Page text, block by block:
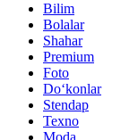
Bilim
Bolalar
Shahar
Premium
Foto
Do‘konlar
Stendap
Texno
Moda